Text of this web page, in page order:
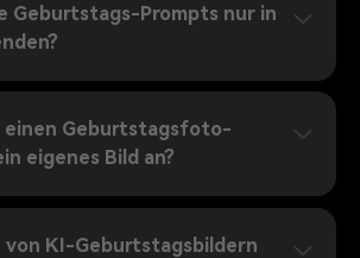
Geburtstags-Prompts nur in
einen Geburtstagsfoto-
eigenes Bild an?
von KI-Geburtstagsbildern